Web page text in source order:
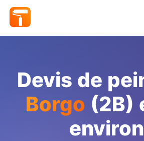
Devis de
Borgo (2B)